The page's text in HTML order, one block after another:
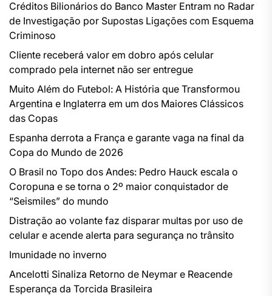
Créditos Bilionários do Banco Master Entram no Radar
de Investigação por Supostas Ligações com Esquema
Criminoso
Cliente receberá valor em dobro após celular
comprado pela internet não ser entregue
Muito Além do Futebol: A História que Transformou
Argentina e Inglaterra em um dos Maiores Clássicos
das Copas
Espanha derrota a França e garante vaga na final da
Copa do Mundo de 2026
O Brasil no Topo dos Andes: Pedro Hauck escala o
Coropuna e se torna o 2º maior conquistador de
“Seismiles” do mundo
Distração ao volante faz disparar multas por uso de
celular e acende alerta para segurança no trânsito
Imunidade no inverno
Ancelotti Sinaliza Retorno de Neymar e Reacende
Esperança da Torcida Brasileira